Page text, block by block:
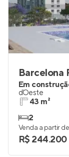
Barcelona
Em
d`Oeste
43 m²
2
Venda a partir de
R$ 244.200